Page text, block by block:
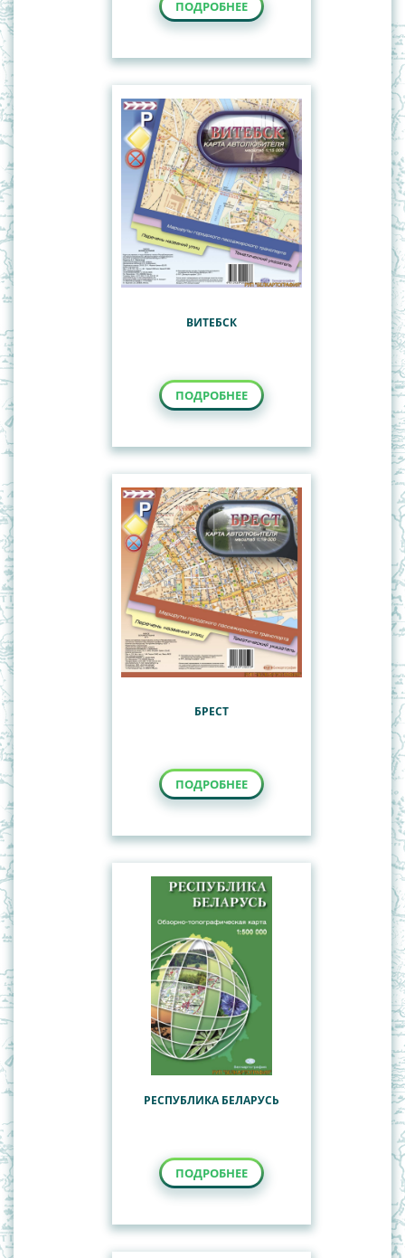
ПОДРОБНЕЕ
ВИТЕБСК
ПОДРОБНЕЕ
БРЕСТ
ПОДРОБНЕЕ
РЕСПУБЛИКА БЕЛАРУСЬ
ПОДРОБНЕЕ